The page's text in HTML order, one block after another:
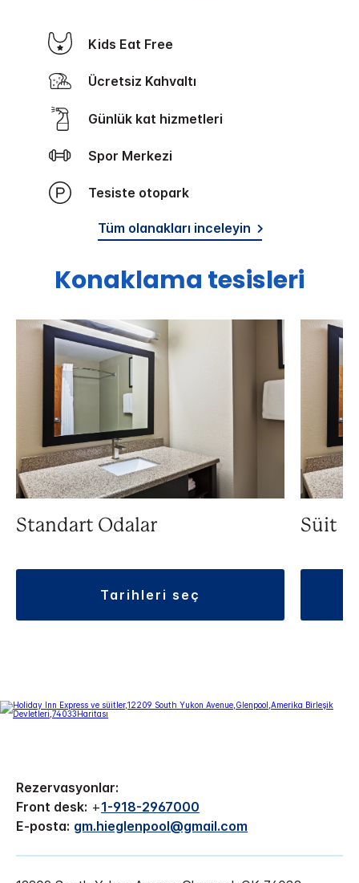
Kids Eat Free
Ücretsiz Kahvaltı
Günlük kat hizmetleri
Spor Merkezi
Tesiste otopark
Tüm olanakları inceleyin
Konaklama tesisleri
Standart Odalar
tarihleri seç
Süit
Rezervasyonlar:
Front desk: +1-918-2967000
E-posta: gm.hieglenpool@gmail.com